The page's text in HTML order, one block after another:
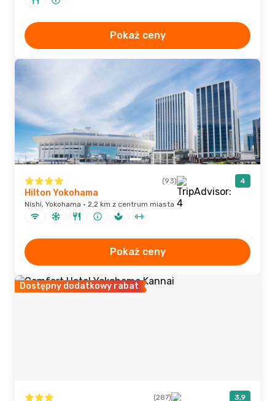
Pokaż ceny
(93) 4
Hilton Yokohama
Nishi, Yokohama · 2,2 km z centrum miasta
Pokaż ceny
Dostępny dodatkowy rabat
(287) 3,9